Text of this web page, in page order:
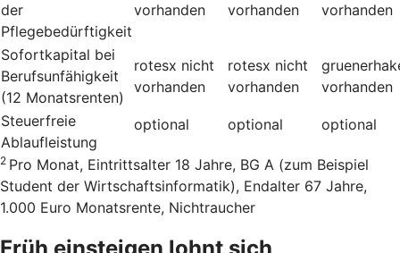
der
Pflegebedürftigkeit
vorhanden
vorhanden
vorhanden
Sofortkapital bei
Berufsunfähigkeit
(12 Monatsrenten)
rotesx nicht
vorhanden
rotesx nicht
vorhanden
vorhanden
Steuerfreie
Ablaufleistung
optional optional optional
2 Pro Monat, Eintrittsalter 18 Jahre, BG A (zum Beispiel
Student der Wirtschaftsinformatik), Endalter 67 Jahre,
1.000 Euro Monatsrente, Nichtraucher